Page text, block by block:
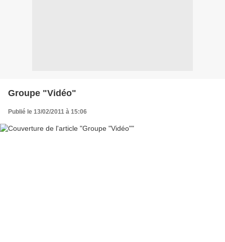
Groupe "Vidéo"
Publié le 13/02/2011 à 15:06